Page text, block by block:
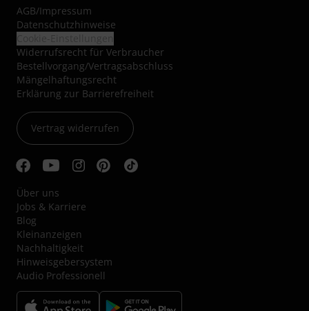
AGB/Impressum
Datenschutzhinweise
Widerrufsrecht für Verbraucher
Bestellvorgang/Vertragsabschluss
Mängelhaftungsrecht
Erklärung zur Barrierefreiheit
Vertrag widerrufen
Über uns
Jobs & Karriere
Blog
Kleinanzeigen
Nachhaltigkeit
Hinweisgebersystem
Audio Professionell